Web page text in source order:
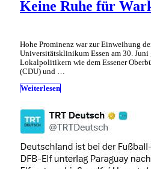
Keine Ruhe für
Hohe Prominenz war zur Einweihung
Universitätsklinikum Essen am 30. Juni
Lokalpolitikern wie dem Essener
(CDU) und …
Weiterlesen